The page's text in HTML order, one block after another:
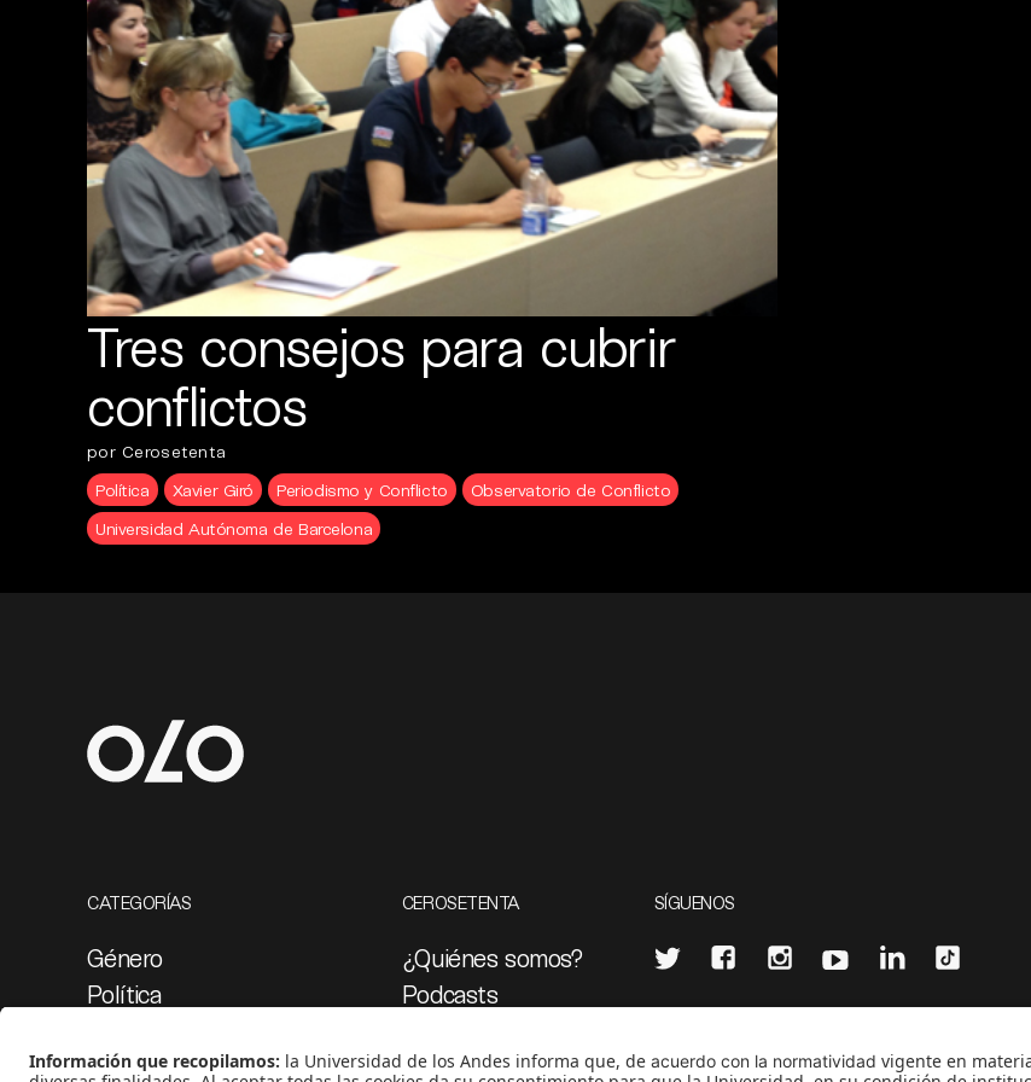
Tres consejos para cubrir
conflictos
por Cerosetenta
Política
Xavier Giró Periodismo y Conflicto
Observatorio de Conflicto
Universidad Autónoma de Barcelona
CATEGORÍAS
Género
Política
Medio ambiente
CEROSETENTA
¿Quiénes somos?
Podcasts
Proyectos 070
SÍGUENOS